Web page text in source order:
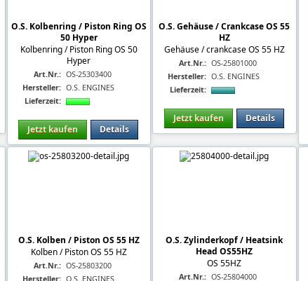
O.S. Kolbenring / Piston Ring OS
50 Hyper
Kolbenring / Piston Ring OS 50
Hyper
Art.Nr.: OS-25303400
Hersteller: O.S. ENGINES
Lieferzeit:
Jetzt kaufen Details
O.S. Gehäuse / Crankcase OS 55
HZ
Gehäuse / crankcase OS 55 HZ
Art.Nr.: OS-25801000
Hersteller: O.S. ENGINES
Lieferzeit:
Jetzt kaufen Details
O.S. Kolben / Piston OS 55 HZ
Kolben / Piston OS 55 HZ
Art.Nr.: OS-25803200
Hersteller: O.S. ENGINES
O.S. Zylinderkopf / Heatsink
Head OS55HZ
OS 55HZ
Art.Nr.: OS-25804000